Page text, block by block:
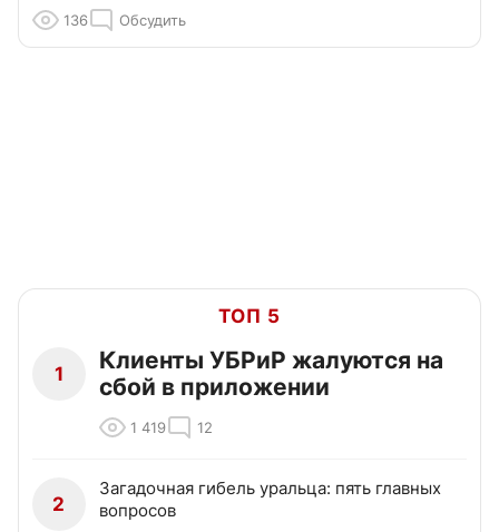
136 Обсудить
ТОП 5
1
Клиенты УБРиР жалуются на
сбой в приложении
1 419 12
2
Загадочная гибель уральца: пять главных
вопросов